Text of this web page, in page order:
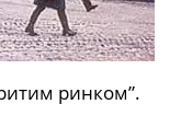
ринком”.